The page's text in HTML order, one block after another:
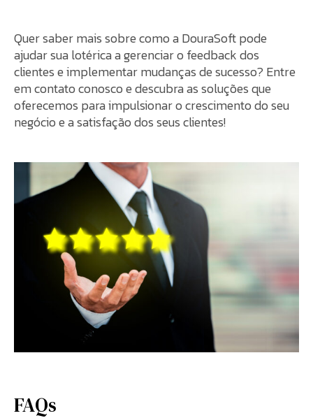
Quer saber mais sobre como a DouraSoft pode
ajudar sua lotérica a gerenciar o feedback dos
clientes e implementar mudanças de sucesso? Entre
em contato conosco e descubra as soluções que
oferecemos para impulsionar o crescimento do seu
negócio e a satisfação dos seus clientes!
FAQs